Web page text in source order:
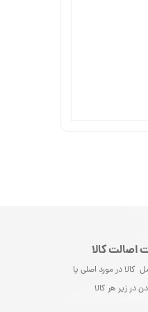
اصالت کالا
کالا در مورد اصلی یا
در زیر هر کالا